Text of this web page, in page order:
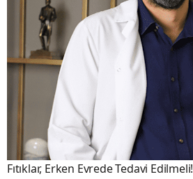
Fıtıklar, Erken Evrede Tedavi Edilmeli!